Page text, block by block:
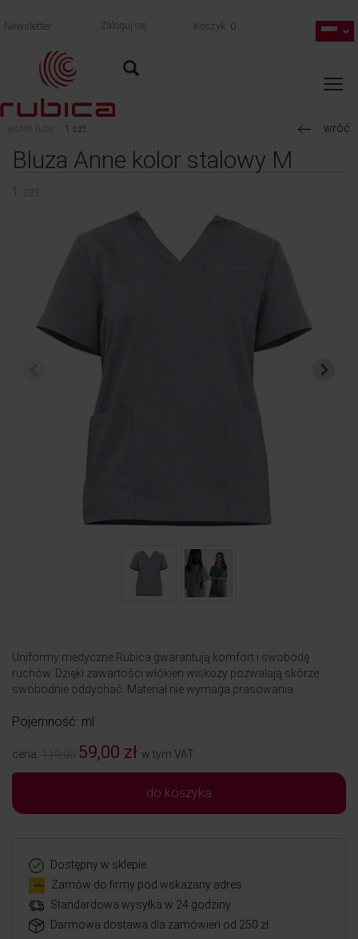
Newsletter Zaloguj się Koszyk 0
jesteś tutaj: 1 szt. wróć
Bluza Anne kolor stalowy M
1 szt.
Uniformy medyczne Rubica gwarantują komfort i swobodę
ruchów. Dzięki zawartości włókien wiskozy pozwalają skórze
swobodnie oddychać. Materiał nie wymaga prasowania.
Pojemność: ml
cena: 119,00 59,00 zł w tym VAT
do koszyka
Dostępny w sklepie
Zamów do firmy pod wskazany adres
Standardowa wysyłka w 24 godziny
Darmowa dostawa dla zamówień od 250 zł